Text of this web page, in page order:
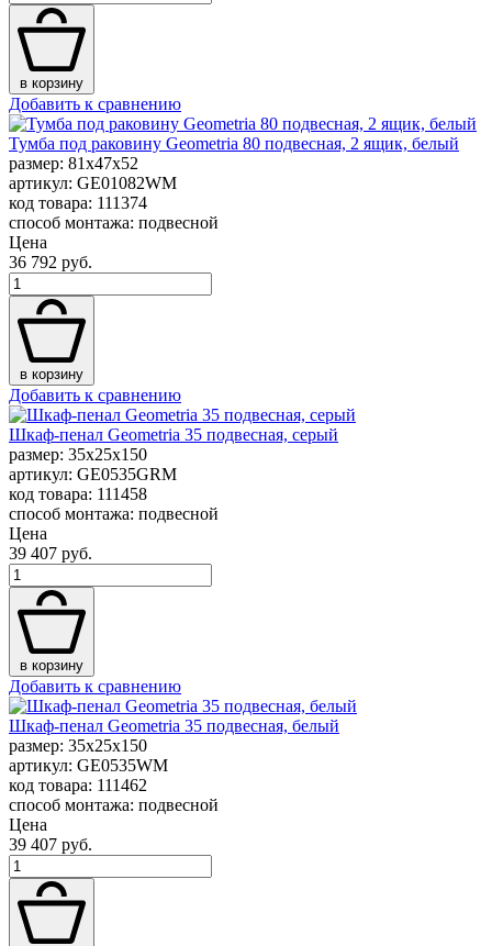
в корзину
Добавить к сравнению
Тумба под раковину Geometria 80 подвесная, 2 ящик, белый
размер: 81x47x52
артикул: GE01082WM
код товара: 111374
способ монтажа: подвесной
Цена
36 792 руб.
в корзину
Добавить к сравнению
Шкаф-пенал Geometria 35 подвесная, серый
размер: 35x25x150
артикул: GE0535GRM
код товара: 111458
способ монтажа: подвесной
Цена
39 407 руб.
в корзину
Добавить к сравнению
Шкаф-пенал Geometria 35 подвесная, белый
размер: 35x25x150
артикул: GE0535WM
код товара: 111462
способ монтажа: подвесной
Цена
39 407 руб.